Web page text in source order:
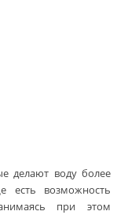
делают воду более
возможность
при этом